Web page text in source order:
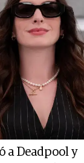
a Deadpool y